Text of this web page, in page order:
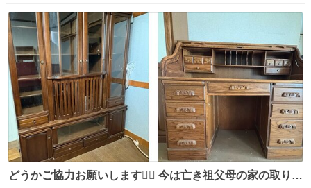
ト
数
数
どうかご協力お願いします🙇‍♂️ 今は亡き祖父母の家の取り壊